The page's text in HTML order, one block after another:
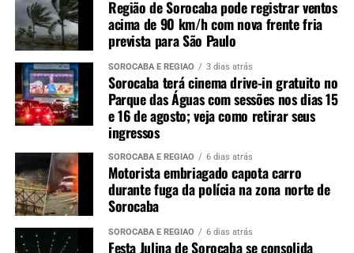
Região de Sorocaba pode registrar ventos
acima de 90 km/h com nova frente fria
prevista para São Paulo
SOROCABA E REGIÃO 3 dias atrás
Sorocaba terá cinema drive-in gratuito no
Parque das Águas com sessões nos dias 15
e 16 de agosto; veja como retirar seus
ingressos
SOROCABA E REGIÃO 6 dias atrás
Motorista embriagado capota carro
durante fuga da polícia na zona norte de
Sorocaba
SOROCABA E REGIÃO 6 dias atrás
Festa Julina de Sorocaba se consolida